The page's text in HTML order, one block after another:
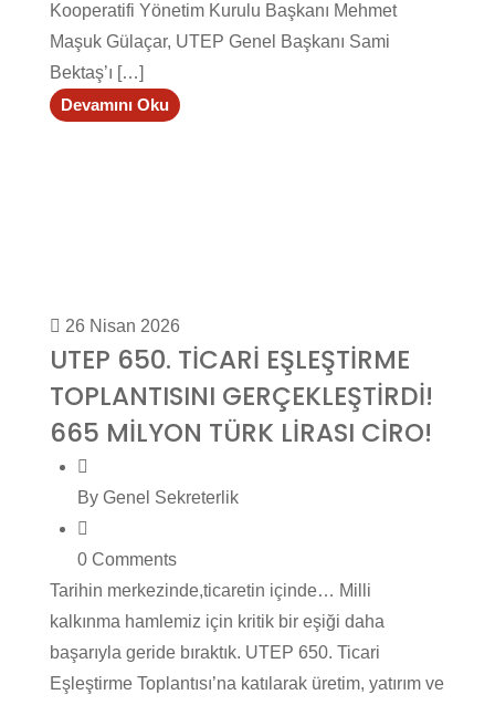
Kooperatifi Yönetim Kurulu Başkanı Mehmet
Maşuk Gülaçar, UTEP Genel Başkanı Sami
Bektaş’ı […]
Devamını Oku
26 Nisan 2026
UTEP 650. TİCARİ EŞLEŞTİRME
TOPLANTISINI GERÇEKLEŞTİRDİ!
665 MİLYON TÜRK LİRASI CİRO!
By Genel Sekreterlik
0 Comments
Tarihin merkezinde,ticaretin içinde… Milli
kalkınma hamlemiz için kritik bir eşiği daha
başarıyla geride bıraktık. UTEP 650. Ticari
Eşleştirme Toplantısı’na katılarak üretim, yatırım ve